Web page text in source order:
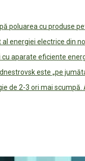
poluarea cu produse
energiei electrice din
aparate eficiente
este „pe
de 2-3 ori mai